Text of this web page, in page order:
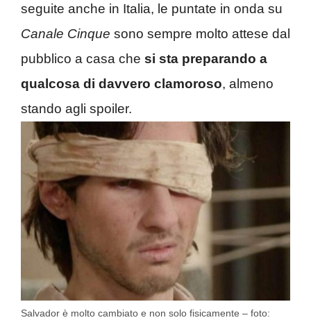
seguite anche in Italia, le puntate in onda su
Canale Cinque sono sempre molto attese dal
pubblico a casa che si sta preparando a
qualcosa di davvero clamoroso, almeno
stando agli spoiler.
Salvador è molto cambiato e non solo fisicamente – foto: